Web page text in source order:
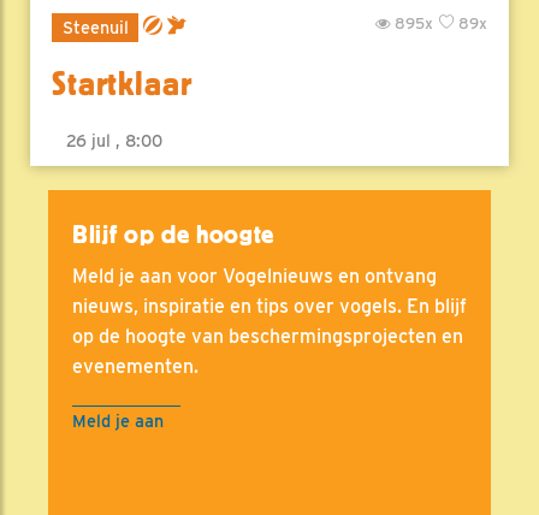
Steenuil 89x
895x
Startklaar
26 jul , 8:00
Blijf op de hoogte
Meld je aan voor Vogelnieuws en ontvang
nieuws, inspiratie en tips over vogels. En blijf
op de hoogte van beschermingsprojecten en
evenementen.
Meld je aan